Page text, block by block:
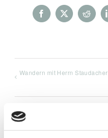
Facebook
X Reddit
Wandern mit Herrn Staudacher